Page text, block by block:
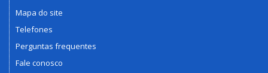
Mapa do site
Telefones
Perguntas frequentes
Fale conosco